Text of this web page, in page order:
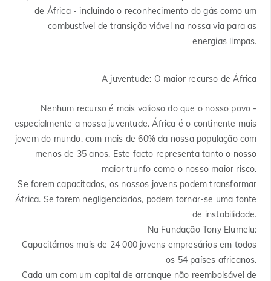
de África - incluindo o reconhecimento do gás como um
combustível de transição viável na nossa via para as
energias limpas.
A juventude: O maior recurso de África
Nenhum recurso é mais valioso do que o nosso povo -
especialmente a nossa juventude. África é o continente mais
jovem do mundo, com mais de 60% da nossa população com
menos de 35 anos. Este facto representa tanto o nosso
maior trunfo como o nosso maior risco.
Se forem capacitados, os nossos jovens podem transformar
África. Se forem negligenciados, podem tornar-se uma fonte
de instabilidade.
Na Fundação Tony Elumelu:
Capacitámos mais de 24 000 jovens empresários em todos
os 54 países africanos.
Cada um com um capital de arranque não reembolsável de